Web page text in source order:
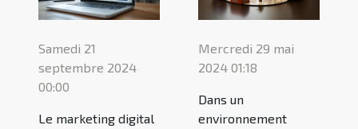
Samedi 21
septembre 2024
00:00
Le marketing digital
Mercredi 29 mai
2024 01:18
Dans un
environnement